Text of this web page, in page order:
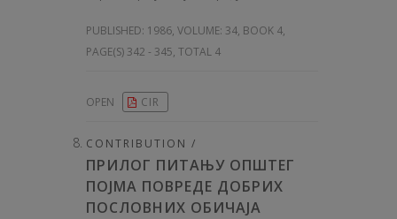
PUBLISHED: 1986, VOLUME: 34, BOOK 4,
PAGE(S) 342 - 345, TOTAL 4
OPEN CIR
CONTRIBUTION /
ПРИЛОГ ПИТАЊУ ОПШТЕГ
ПОЈМА ПОВРЕДЕ ДОБРИХ
ПОСЛОВНИХ ОБИЧАЈА